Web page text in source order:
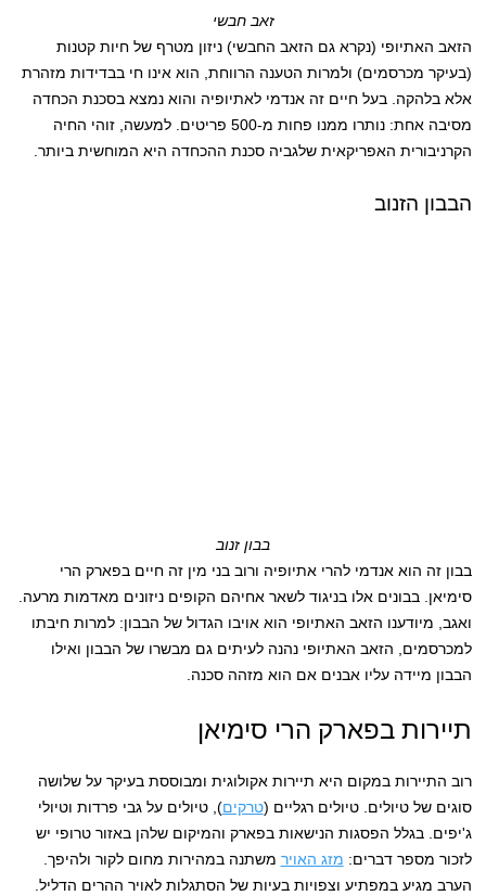
זאב חבשי
הזאב האתיופי (נקרא גם הזאב החבשי) ניזון מטרף של חיות קטנות
(בעיקר מכרסמים) ולמרות הטענה הרווחת, הוא אינו חי בבדידות מזהרת
אלא בלהקה. בעל חיים זה אנדמי לאתיופיה והוא נמצא בסכנת הכחדה
מסיבה אחת: נותרו ממנו פחות מ-500 פריטים. למעשה, זוהי החיה
הקרניבורית האפריקאית שלגביה סכנת ההכחדה היא המוחשית ביותר.
הבבון הזנוב
בבון זנוב
בבון זה הוא אנדמי להרי אתיופיה ורוב בני מין זה חיים בפארק הרי
סימיאן. בבונים אלו בניגוד לשאר אחיהם הקופים ניזונים מאדמות מרעה.
ואגב, מיודענו הזאב האתיופי הוא אויבו הגדול של הבבון: למרות חיבתו
למכרסמים, הזאב האתיופי נהנה לעיתים גם מבשרו של הבבון ואילו
הבבון מיידה עליו אבנים אם הוא מזהה סכנה.
תיירות בפארק הרי סימיאן
רוב התיירות במקום היא תיירות אקולוגית ומבוססת בעיקר על שלושה
סוגים של טיולים. טיולים רגליים (טרקים), טיולים על גבי פרדות וטיולי
ג'יפים. בגלל הפסגות הנישאות בפארק והמיקום שלהן באזור טרופי יש
לזכור מספר דברים: מזג האויר משתנה במהירות מחום לקור ולהיפך.
הערב מגיע במפתיע וצפויות בעיות של הסתגלות לאויר ההרים הדליל.